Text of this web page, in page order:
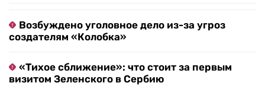
Возбуждено уголовное дело из-за угроз
создателям «Колобка»
«Тихое сближение»: что стоит за первым
визитом Зеленского в Сербию